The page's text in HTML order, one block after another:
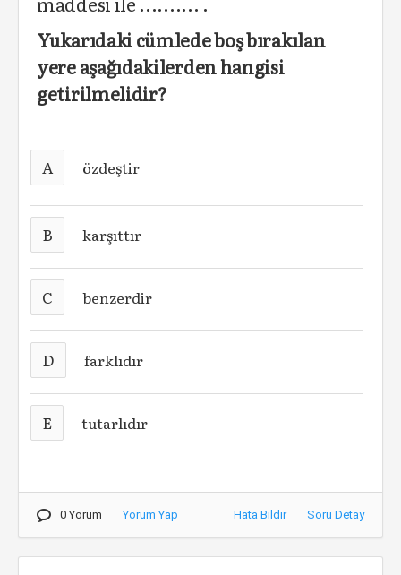
Yukarıdaki cümlede boş bırakılan
yere aşağıdakilerden hangisi
getirilmelidir?
A özdeştir
B karşıttır
C benzerdir
D farklıdır
E tutarlıdır
0 Yorum Yorum Yap Hata Bildir Soru Detay